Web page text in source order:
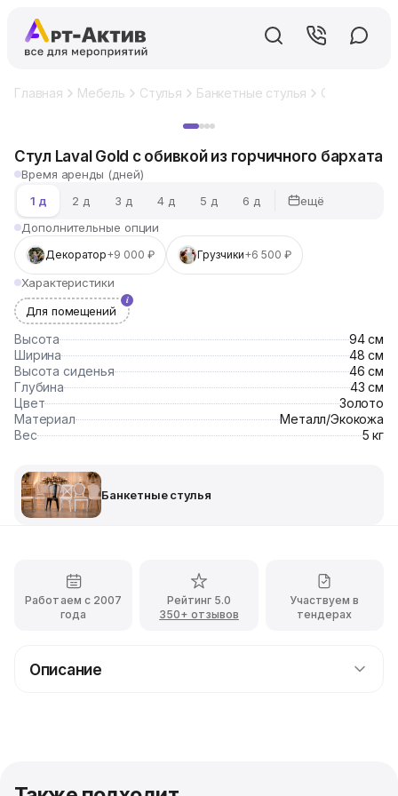
Главная Мебель Стулья Банкетные стулья Стул Laval
Стул Laval Gold с обивкой из горчичного бархата
Время аренды (дней)
1 д
2 д 3 д 4 д 5 д 6 д
ещё
Дополнительные опции
Декоратор+9 000 ₽ Грузчики+6 500 ₽
Характеристики
Для помещений
Высота
94 см
Ширина
48 см
Высота сиденья
46 см
Глубина
43 см
Цвет
Золото
Материал
Металл/Экокожа
Вес
5 кг
Банкетные стулья
Работаем с 2007
года
Рейтинг 5.0
350+ отзывов
Участвуем в
тендерах
Описание